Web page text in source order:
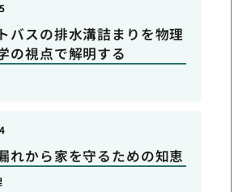
バスの排水溝詰まりを物理
の視点で解明する
れから家を守るための知恵